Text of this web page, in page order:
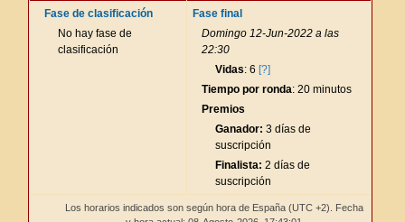
Fase de clasificación
No hay fase de
clasificación
Fase final
Domingo 12-Jun-2022 a las
22:30
Vidas: 6 [?]
Tiempo por ronda: 20 minutos
Premios
Ganador: 3 días de
suscripción
Finalista: 2 días de
suscripción
Los horarios indicados son según hora de España (UTC +2). Fecha